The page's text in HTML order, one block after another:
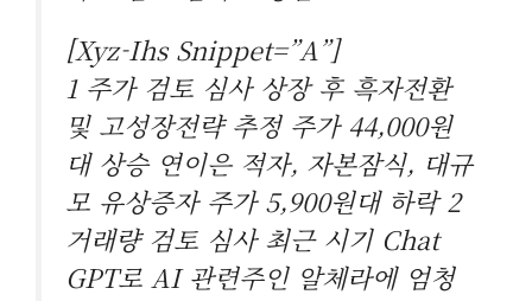
[xyz-Ihs Snippet=”A”]
1 주가 검토 심사 상장 후 흑자전환
및 고성장전략 추정 주가 44,000원
대 상승 연이은 적자, 자본잠식, 대규
모 유상증자 주가 5,900원대 하락 2
거래량 검토 심사 최근 시기 Chat
GPT로 AI 관련주인 알체라에 엄청